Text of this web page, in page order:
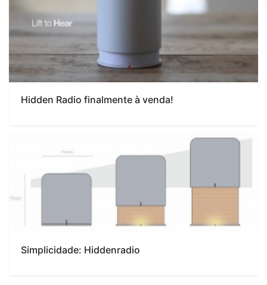
Hidden Radio finalmente à venda!
Simplicidade: Hiddenradio